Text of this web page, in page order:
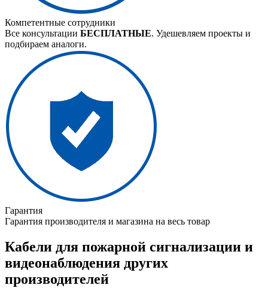
Компетентные сотрудники
Все консультации БЕСПЛАТНЫЕ. Удешевляем проекты и
подбираем аналоги.
Гарантия
Гарантия производителя и магазина на весь товар
Кабели для пожарной сигнализации и
видеонаблюдения других
производителей